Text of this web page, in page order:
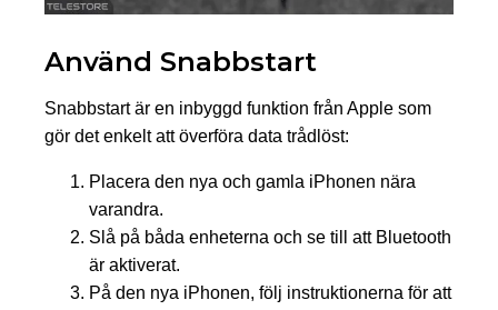
Använd Snabbstart
Snabbstart är en inbyggd funktion från Apple som
gör det enkelt att överföra data trådlöst:
Placera den nya och gamla iPhonen nära
varandra.
Slå på båda enheterna och se till att Bluetooth
är aktiverat.
På den nya iPhonen, följ instruktionerna för att